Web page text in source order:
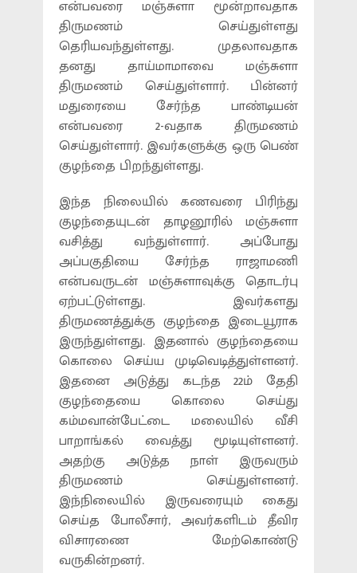
என்பவரை மஞ்சுளா மூன்றாவதாக
திருமணம் செய்துள்ளது
தெரியவந்துள்ளது. முதலாவதாக
தனது தாய்மாமாவை மஞ்சுளா
திருமணம் செய்துள்ளார். பின்னர்
மதுரையை சேர்ந்த பாண்டியன்
என்பவரை 2-வதாக திருமணம்
செய்துள்ளார். இவர்களுக்கு ஒரு பெண்
குழந்தை பிறந்துள்ளது.
இந்த நிலையில் கணவரை பிரிந்து
குழந்தையுடன் தாழனூரில் மஞ்சுளா
வசித்து வந்துள்ளார். அப்போது
அப்பகுதியை சேர்ந்த ராஜாமணி
என்பவருடன் மஞ்சுளாவுக்கு தொடர்பு
ஏற்பட்டுள்ளது. இவர்களது
திருமணத்துக்கு குழந்தை இடையூராக
இருந்துள்ளது. இதனால் குழந்தையை
கொலை செய்ய முடிவெடித்துள்ளனர்.
இதனை அடுத்து கடந்த 22ம் தேதி
குழந்தையை கொலை செய்து
கம்மவான்பேட்டை மலையில் வீசி
பாறாங்கல் வைத்து மூடியுள்ளனர்.
அதற்கு அடுத்த நாள் இருவரும்
திருமணம் செய்துள்ளனர்.
இந்நிலையில் இருவரையும் கைது
செய்த போலீசார், அவர்களிடம் தீவிர
விசாரணை மேற்கொண்டு
வருகின்றனர்.